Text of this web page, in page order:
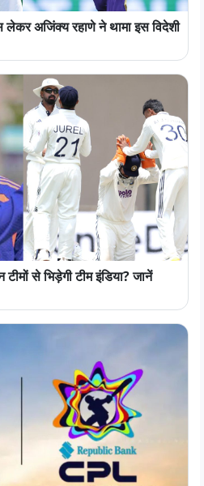
अजिंक्य रहाणे ने थामा इस विदेशी
से भिड़ेगी टीम इंडिया? जानें